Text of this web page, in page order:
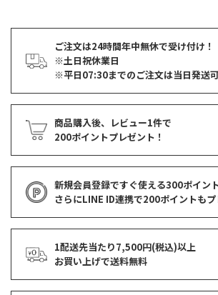
ご注文は24時間年中無休で受け付け！
※土日祝休業日
※平日07:30までのご注文は当日発送可
商品購入後、レビュー1件で
200ポイントプレゼント！
新規会員登録ですぐ使える300ポイン
さらにLINE ID連携で200ポイントもプ
1配送先当たり7,500円(税込)以上
お買い上げで送料無料